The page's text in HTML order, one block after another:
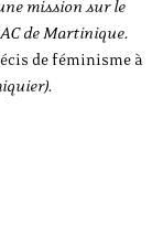
mission sur le
de Martinique.
de féminisme à